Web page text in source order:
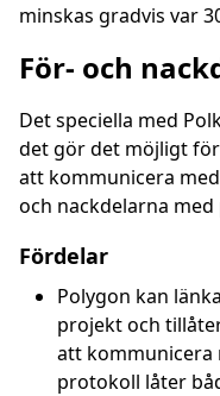
minskas gradvis var
För- och
Det speciella med
det gör det möjligt
att kommunicera
och nackdelarna
Fördelar
Polygon kan
projekt och
att kommunicera
protokoll låter